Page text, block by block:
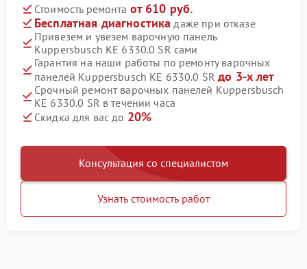
Стоимость ремонта от 610 руб.
Бесплатная диагностика даже при отказе
Привезем и увезем варочную панель
Kuppersbusch KE 6330.0 SR сами
Гарантия на наши работы по ремонту варочных
панелей Kuppersbusch KE 6330.0 SRдо 3-х лет
Срочный ремонт варочных панелей Kuppersbusch
KE 6330.0 SR в течении часа
Скидка для вас до 20%
Консультация со специалистом
Узнать стоимость работ